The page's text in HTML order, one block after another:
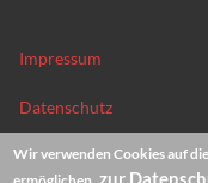
Impressum
Datenschutz
News-Archiv
Wir verwenden Cookies auf
zur